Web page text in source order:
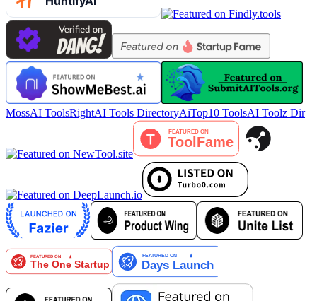
MossAI ToolsRightAI Tools DirectoryAiTop10 ToolsAI Toolz Dir